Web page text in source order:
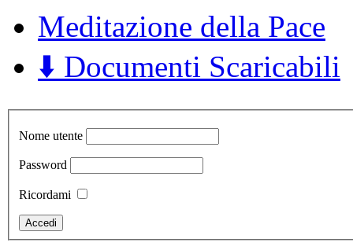
Meditazione della Pace
⬇️ Documenti Scaricabili
Nome utente
Password
Ricordami